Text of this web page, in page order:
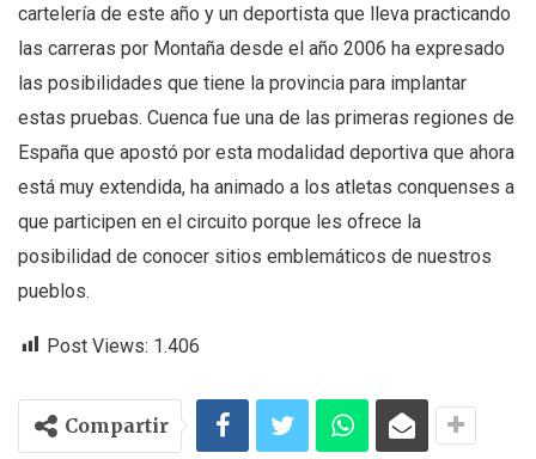
cartelería de este año y un deportista que lleva practicando
las carreras por Montaña desde el año 2006 ha expresado
las posibilidades que tiene la provincia para implantar
estas pruebas. Cuenca fue una de las primeras regiones de
España que apostó por esta modalidad deportiva que ahora
está muy extendida, ha animado a los atletas conquenses a
que participen en el circuito porque les ofrece la
posibilidad de conocer sitios emblemáticos de nuestros
pueblos.
Post Views: 1.406
Compartir